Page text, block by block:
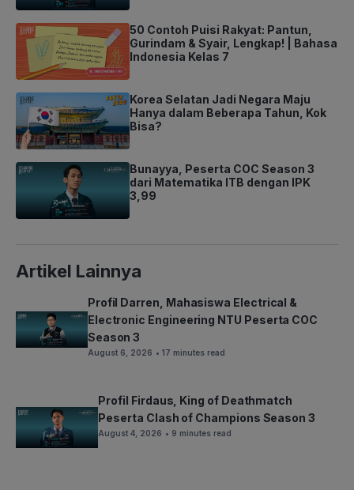
50 Contoh Puisi Rakyat: Pantun,
Gurindam & Syair, Lengkap! | Bahasa
Indonesia Kelas 7
Korea Selatan Jadi Negara Maju
Hanya dalam Beberapa Tahun, Kok
Bisa?
Bunayya, Peserta COC Season 3
dari Matematika ITB dengan IPK
3,99
Artikel Lainnya
Profil Darren, Mahasiswa Electrical &
Electronic Engineering NTU Peserta COC
Season 3
August 6, 2026 • 17 minutes read
Profil Firdaus, King of Deathmatch
Peserta Clash of Champions Season 3
August 4, 2026 • 9 minutes read